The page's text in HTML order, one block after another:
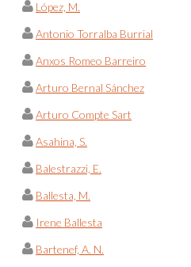
López, M.
Antonio Torralba Burrial
Anxos Romeo Barreiro
Arturo Bernal Sánchez
Arturo Compte Sart
Asahina, S.
Balestrazzi, E.
Ballesta, M.
Irene Ballesta
Bartenef, A. N.